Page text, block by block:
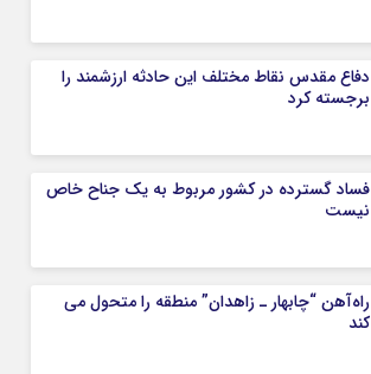
دفاع مقدس نقاط مختلف این حادثه ارزشمند را
برجسته کرد
فساد گسترده در کشور مربوط به یک جناح خاص
نیست
راه‌آهن “چابهار ـ زاهدان” منطقه را متحول می
کند